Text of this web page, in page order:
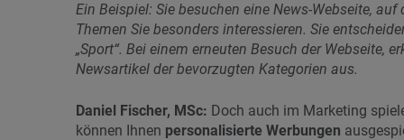
Ein Beispiel: Sie besuchen eine News-Webseite,
Themen Sie besonders interessieren. Sie
„Sport“. Bei einem erneuten Besuch der Webseite,
Newsartikel der bevorzugten Kategorien aus.
Daniel Fischer, MSc: Doch auch im Marketing
können Ihnen personalisierte Werbungen